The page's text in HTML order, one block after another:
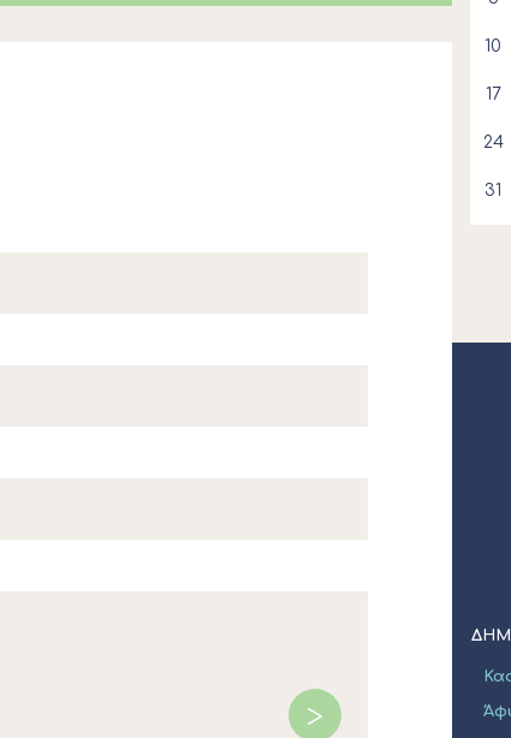
10
17
24
31
Φεστιβάλ Κασσάνδρας